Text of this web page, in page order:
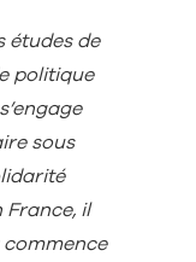
études de
politique
sous
il
commence